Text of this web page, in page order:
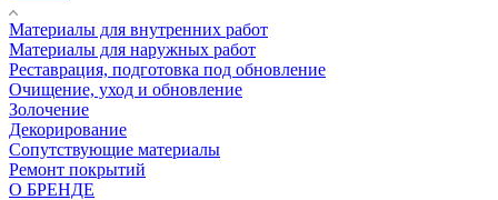
Материалы для внутренних работ
Материалы для наружных работ
Реставрация, подготовка под обновление
Очищение, уход и обновление
Золочение
Декорирование
Сопутствующие материалы
Ремонт покрытий
О БРЕНДЕ